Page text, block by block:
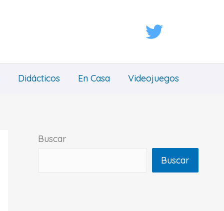
Didácticos En Casa Videojuegos
Buscar
Buscar